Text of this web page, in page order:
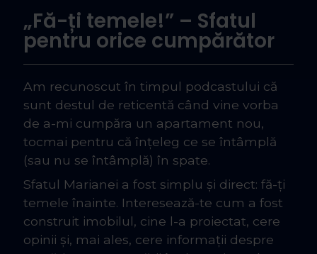
„Fă-ți temele!” – Sfatul
pentru orice cumpărător
Am recunoscut în timpul podcastului că
sunt destul de reticentă când vine vorba
de a-mi cumpăra un apartament nou,
tocmai pentru că înțeleg ce se întâmplă
(sau nu se întâmplă) în spate.
Sfatul Marianei a fost simplu și direct: fă-ți
temele înainte. Interesează-te cum a fost
construit imobilul, cine l-a proiectat, cere
opinii și, mai ales, cere informații despre